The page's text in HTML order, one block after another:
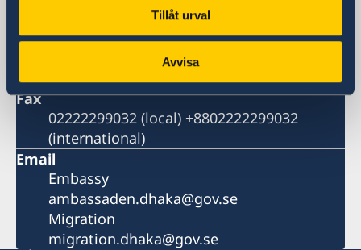
Tillåt urval
Avvisa
+880 2 55 66 8500
+880 255 668 525
Fax
02222299032 (local) +8802222299032
(international)
Email
Embassy
ambassaden.dhaka@gov.se
Migration
migration.dhaka@gov.se